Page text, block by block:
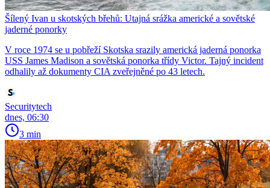
Šílený Ivan u skotských břehů: Utajná srážka americké a sovětské
jaderné ponorky
V roce 1974 se u pobřeží Skotska srazily americká jaderná ponorka
USS James Madison a sovětská ponorka třídy Victor. Tajný incident
odhalily až dokumenty CIA zveřejněné po 43 letech.
Securitytech
dnes, 06:30
3 min